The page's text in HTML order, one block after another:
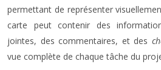
permettant de représenter
carte peut contenir des
jointes, des commentaires, et des
vue complète de chaque tâche du